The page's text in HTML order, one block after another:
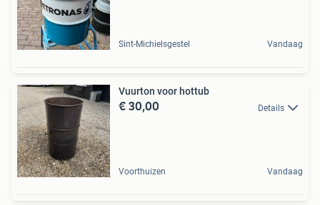
Sint-Michielsgestel Vandaag
Vuurton voor hottub
€ 30,00 Details
Voorthuizen Vandaag